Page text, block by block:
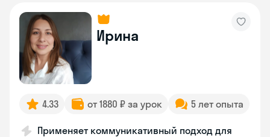
Ирина
4.33 от 1880 ₽ за урок 5 лет опыта
Применяет коммуникативный подход для